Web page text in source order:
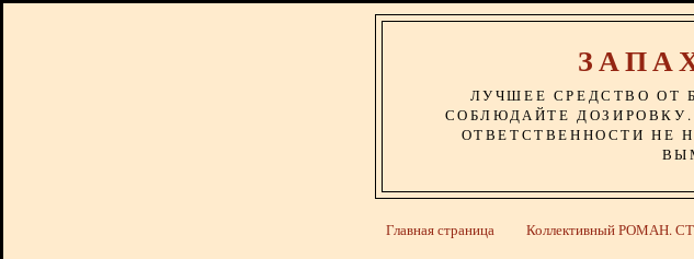
ЛУЧШЕЕ СРЕДСТВО ОТ
СОБЛЮДАЙТЕ
ОТВЕТСТВЕННОСТИ НЕ
Главная страница Коллективный